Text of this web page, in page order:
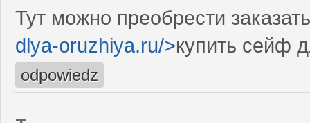
Тут можно преобрести
dlya-oruzhiya.ru/>купить сейф
odpowiedz